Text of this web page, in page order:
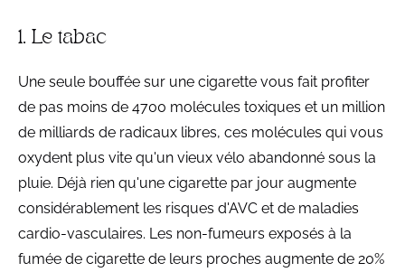
1. Le tabac
Une seule bouffée sur une cigarette vous fait profiter
de pas moins de 4700 molécules toxiques et un million
de milliards de radicaux libres, ces molécules qui vous
oxydent plus vite qu'un vieux vélo abandonné sous la
pluie. Déjà rien qu'une cigarette par jour augmente
considérablement les risques d'AVC et de maladies
cardio-vasculaires. Les non-fumeurs exposés à la
fumée de cigarette de leurs proches augmente de 20%